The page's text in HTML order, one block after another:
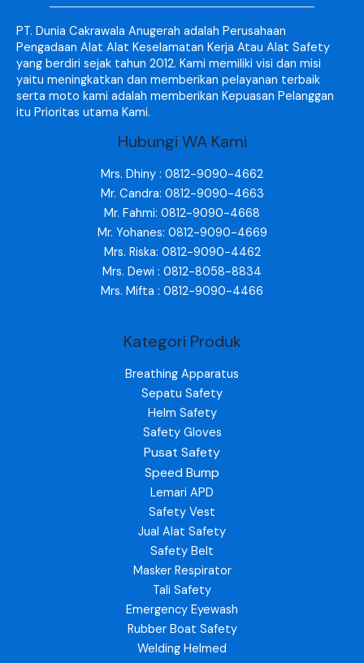
PT. Dunia Cakrawala Anugerah adalah Perusahaan
Pengadaan Alat Alat Keselamatan Kerja Atau Alat Safety
yang berdiri sejak tahun 2012. Kami memiliki visi dan misi
yaitu meningkatkan dan memberikan pelayanan terbaik
serta moto kami adalah memberikan Kepuasan Pelanggan
itu Prioritas utama Kami.
Hubungi WA Kami
Mrs. Dhiny : 0812-9090-4662
Mr. Candra: 0812-9090-4663
Mr. Fahmi: 0812-9090-4668
Mr. Yohanes: 0812-9090-4669
Mrs. Riska: 0812-9090-4462
Mrs. Dewi : 0812-8058-8834
Mrs. Mifta : 0812-9090-4466
Kategori Produk
Breathing Apparatus
Sepatu Safety
Helm Safety
Safety Gloves
Pusat Safety
Speed Bump
Lemari APD
Safety Vest
Jual Alat Safety
Safety Belt
Masker Respirator
Tali Safety
Emergency Eyewash
Rubber Boat Safety
Welding Helmed